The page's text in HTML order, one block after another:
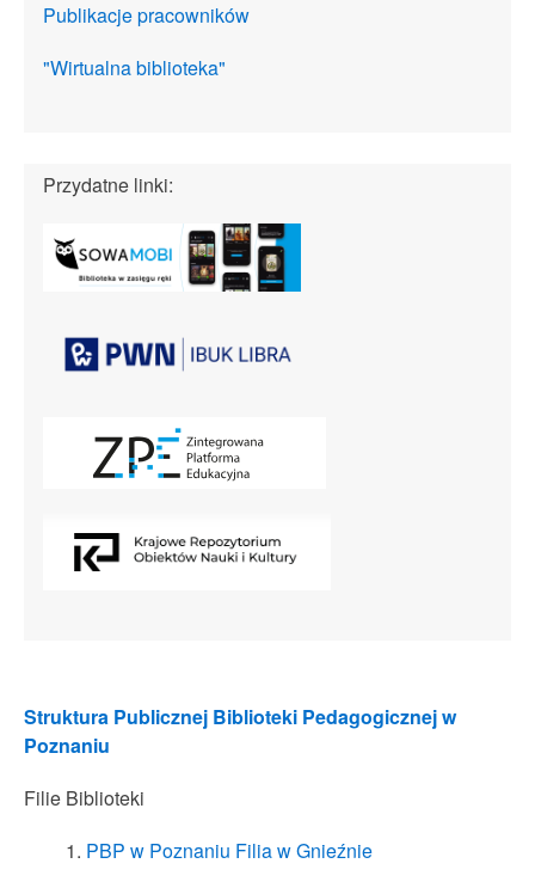
Publikacje pracowników
"Wirtualna biblioteka"
Przydatne linki:
Struktura Publicznej Biblioteki Pedagogicznej w
Poznaniu
Filie Biblioteki
PBP w Poznaniu Filia w Gnieźnie